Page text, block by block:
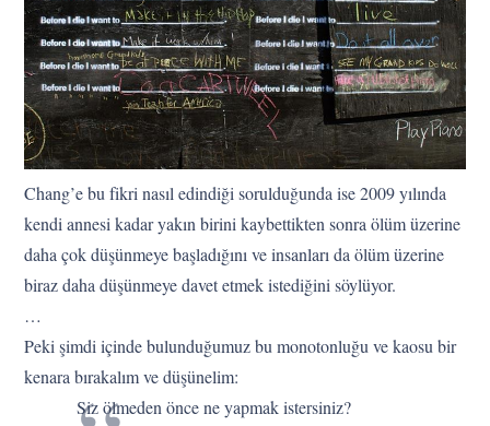
Chang’e bu fikri nasıl edindiği sorulduğunda ise 2009 yılında
kendi annesi kadar yakın birini kaybettikten sonra ölüm üzerine
daha çok düşünmeye başladığını ve insanları da ölüm üzerine
biraz daha düşünmeye davet etmek istediğini söylüyor.
…
Peki şimdi içinde bulunduğumuz bu monotonluğu ve kaosu bir
kenara bırakalım ve düşünelim:
Siz ölmeden önce ne yapmak istersiniz?